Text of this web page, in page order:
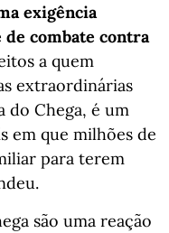
exigência
de combate contra
a quem
extraordinárias
do Chega, é um
em que milhões de
para terem
são uma reação